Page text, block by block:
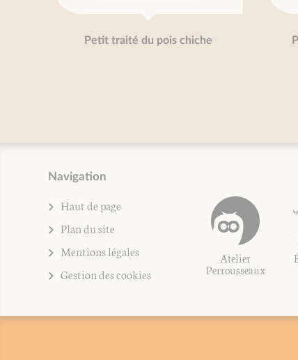
Petit traité du pois chiche
Navigation
Haut de page
Plan du site
Mentions légales
Gestion des cookies
Atelier
Perrousseaux